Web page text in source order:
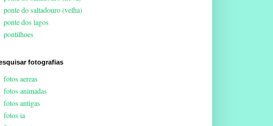
ponte do saltadouro (velha)
ponte dos lagos
pontilhoes
fotografias
fotos aereas
fotos animadas
fotos antigas
fotos ia